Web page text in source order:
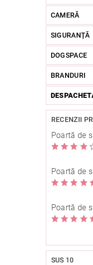
CAMERĂ
SIGURANȚĂ
DOGSPACE
BRANDURI
RECENZII
SUS 10